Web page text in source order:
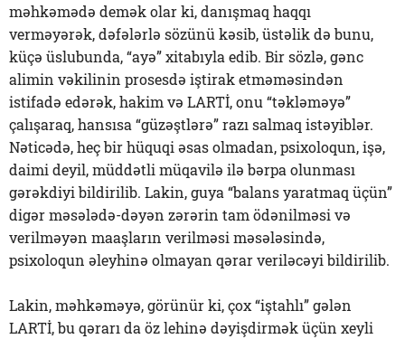
məhkəmədə demək olar ki, danışmaq haqqı
verməyərək, dəfələrlə sözünü kəsib, üstəlik də bunu,
küçə üslubunda, “ayə” xitabıyla edib. Bir sözlə, gənc
alimin vəkilinin prosesdə iştirak etməməsindən
istifadə edərək, hakim və LARTİ, onu “təkləməyə”
çalışaraq, hansısa “güzəştlərə” razı salmaq istəyiblər.
Nəticədə, heç bir hüquqi əsas olmadan, psixoloqun, işə,
daimi deyil, müddətli müqavilə ilə bərpa olunması
gərəkdiyi bildirilib. Lakin, guya “balans yaratmaq üçün”
digər məsələdə-dəyən zərərin tam ödənilməsi və
verilməyən maaşların verilməsi məsələsində,
psixoloqun əleyhinə olmayan qərar veriləcəyi bildirilib.
Lakin, məhkəməyə, görünür ki, çox “iştahlı” gələn
LARTİ, bu qərarı da öz lehinə dəyişdirmək üçün xeyli